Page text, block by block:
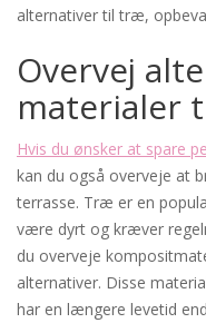
alternativer til træ,
Overvej
materialer
Hvis du ønsker at spare
kan du også overveje at
terrasse. Træ er en
være dyrt og kræver
du overveje
alternativer. Disse
har en længere levetid